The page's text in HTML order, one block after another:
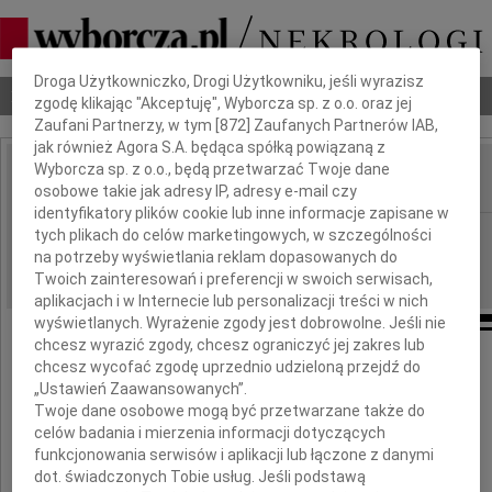
Nekrologi Odeszli Poradnik pogrzebowy
IMIĘ I NAZWISKO:
REGION: Łódź
DATA EMISJI: 04.02.2011
Pani
Aldonie Polak
Dbamy o Twoją prywatność
Droga Użytkowniczko, Drogi Użytkowniku, jeśli wyrazisz
zgodę klikając "Akceptuję", Wyborcza sp. z o.o. oraz jej
Zaufani Partnerzy, w tym [872 ] Zaufanych Partnerów IAB,
jak również Agora S.A. będąca spółką powiązaną z
Wyborcza sp. z o.o., będą przetwarzać Twoje dane
osobowe takie jak adresy IP, adresy e-mail czy
identyfikatory plików cookie lub inne informacje zapisane w
tych plikach do celów marketingowych, w szczególności
na potrzeby wyświetlania reklam dopasowanych do
Twoich zainteresowań i preferencji w swoich serwisach,
aplikacjach i w Internecie lub personalizacji treści w nich
wyświetlanych. Wyrażenie zgody jest dobrowolne. Jeśli nie
chcesz wyrazić zgody, chcesz ograniczyć jej zakres lub
chcesz wycofać zgodę uprzednio udzieloną przejdź do
„Ustawień Zaawansowanych”.
Twoje dane osobowe mogą być przetwarzane także do
celów badania i mierzenia informacji dotyczących
funkcjonowania serwisów i aplikacji lub łączone z danymi
dot. świadczonych Tobie usług. Jeśli podstawą